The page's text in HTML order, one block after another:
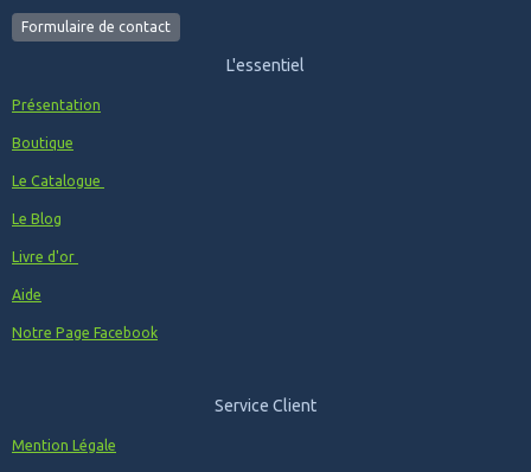
Formulaire de contact
L'essentiel
Présentation
Boutique
Le Catalogue
Le Blog
Livre d'or
Aide
Notre Page Facebook
Service Client
Mention Légale